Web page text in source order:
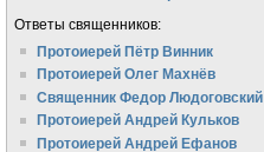
Ответы священников:
Протоиерей Пётр Винник
Протоиерей Олег Махнёв
Священник Федор Людоговский
Протоиерей Андрей Кульков
Протоиерей Андрей Ефанов